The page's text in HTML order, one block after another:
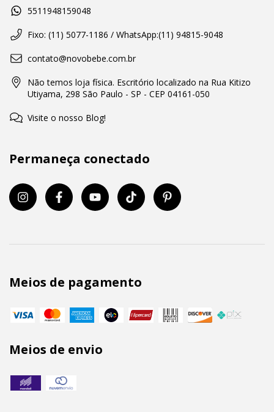
5511948159048
Fixo: (11) 5077-1186 / WhatsApp:(11) 94815-9048
contato@novobebe.com.br
Não temos loja física. Escritório localizado na Rua Kitizo
Utiyama, 298 São Paulo - SP - CEP 04161-050
Visite o nosso Blog!
Permaneça conectado
Meios de pagamento
Meios de envio